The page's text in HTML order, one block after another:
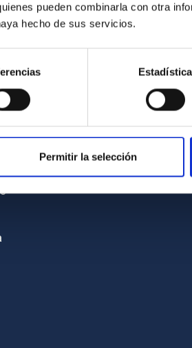
pueden combinarla con otra
hecho de sus servicios.
Estadística
Permitir la selección
PORTAL DEL IAC
Mapa web
Políticas de
Aviso legal